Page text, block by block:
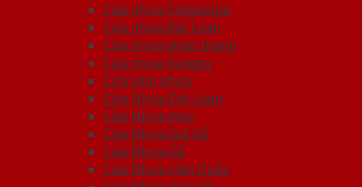
Cửa nhựa Composite
Cửa nhựa Đài Loan
Cửa nhựa ghép thanh
Cửa nhựa Sungyu
Cửa vòm nhựa
Cửa Nhựa Đài Loan
Cửa Nhựa Đẹp
Cửa Nhựa Giả Gỗ
Cửa Nhựa Gỗ
Cửa Nhựa Hàn Quốc